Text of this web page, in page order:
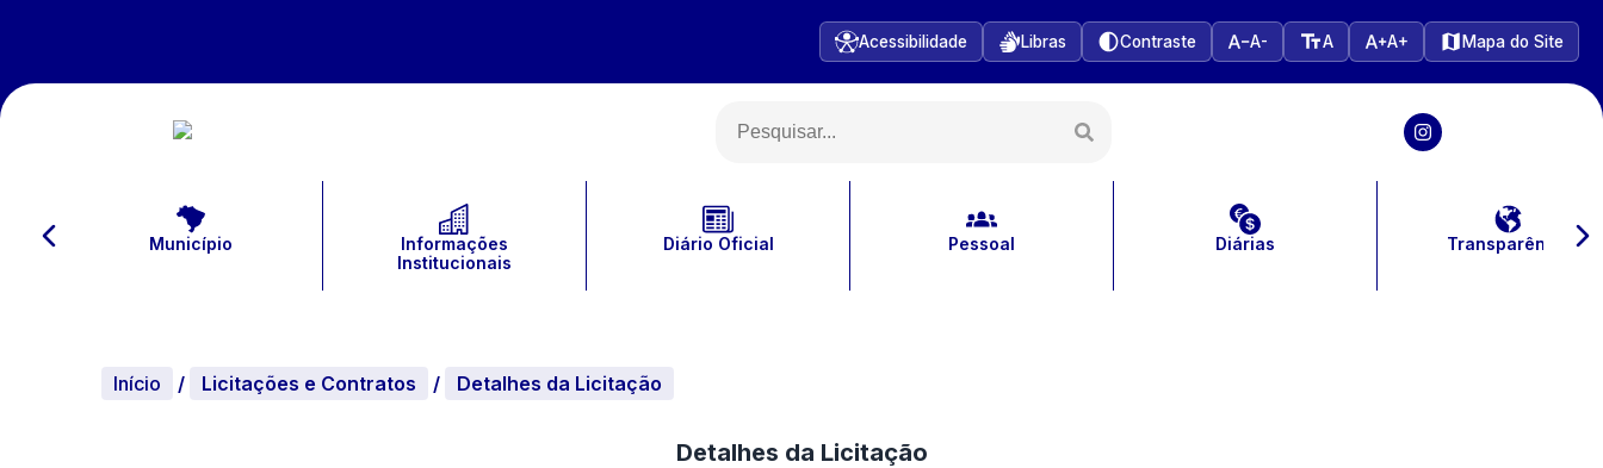
Acessibilidade Libras Contraste A- A A+ Mapa do Site
Município
Informações
Institucionais
Diário Oficial Pessoal Diárias Transparência
Início / Licitações e Contratos / Detalhes da Licitação
Detalhes da Licitação